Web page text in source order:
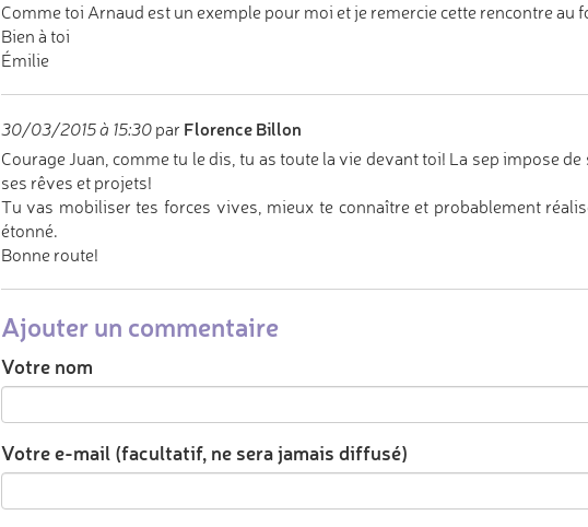
Comme toi Arnaud est un exemple pour moi et je remercie cette rencontre au
Bien à toi
Émilie
30/03/2015 à 15:30par Florence Billon
Courage Juan, comme tu le dis, tu as toute la vie devant toi! La sep impose
ses rêves et projets!
Tu vas mobiliser tes forces vives, mieux te connaître et probablement
étonné.
Bonne route!
Ajouter un commentaire
Votre nom
Votre e-mail (facultatif, ne sera jamais diffusé)